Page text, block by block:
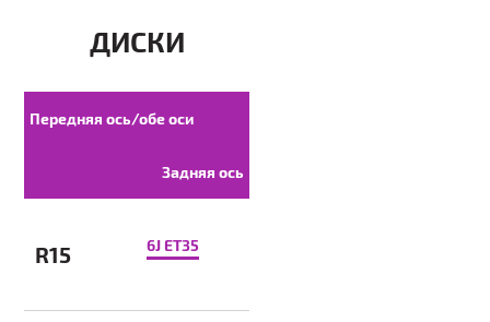
ДИСКИ
Передняя ось/обе оси
Задняя ось
R15 6J ET35